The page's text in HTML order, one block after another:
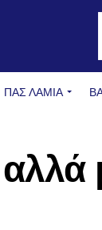
ΠΑΣ ΛΑΜΊΑ